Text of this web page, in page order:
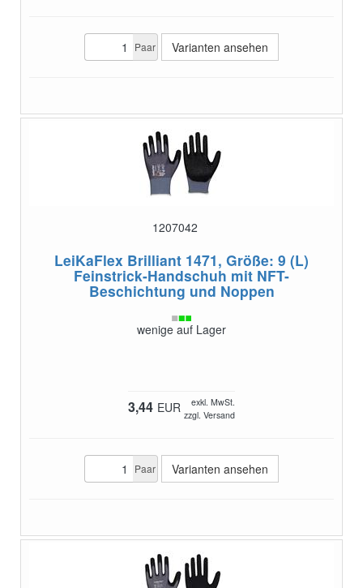
Paar Varianten ansehen
1207042
LeiKaFlex Brilliant 1471, Größe: 9 (L)
Feinstrick-Handschuh mit NFT-
Beschichtung und Noppen
wenige auf Lager
3,44 EUR
exkl. MwSt.
zzgl. Versand
Paar Varianten ansehen